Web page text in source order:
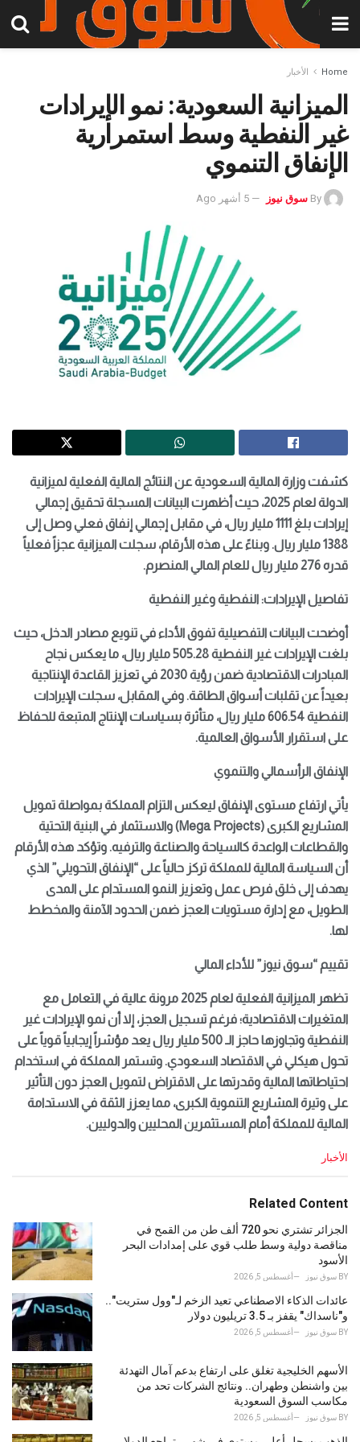
Home الأخبار
الميزانية السعودية: نمو الإيرادات
غير النفطية وسط استمرارية
الإنفاق التنموي
By سوق نيوز 5 أشهر Ago
كشفت وزارة المالية السعودية عن النتائج المالية الفعلية لميزانية
الدولة لعام 2025، حيث أظهرت البيانات المسجلة تحقيق إجمالي
إيرادات بلغ 1111 مليار ريال، في مقابل إجمالي إنفاق فعلي وصل إلى
1388 مليار ريال. وبناءً على هذه الأرقام، سجلت الميزانية عجزاً فعلياً
قدره 276 مليار ريال للعام المالي المنصرم.
تفاصيل الإيرادات: النفطية وغير النفطية
أوضحت البيانات التفصيلية تفوق الأداء في تنويع مصادر الدخل، حيث
بلغت الإيرادات غير النفطية 505.28 مليار ريال، ما يعكس نجاح
المبادرات الاقتصادية ضمن رؤية 2030 في تعزيز القاعدة الإنتاجية
بعيداً عن تقلبات أسواق الطاقة. وفي المقابل، سجلت الإيرادات
النفطية 606.54 مليار ريال، متأثرة بسياسات الإنتاج المتبعة للحفاظ
على استقرار الأسواق العالمية.
الإنفاق الرأسمالي والتنموي
يأتي ارتفاع مستوى الإنفاق ليعكس التزام المملكة بمواصلة تمويل
المشاريع الكبرى (Mega Projects) والاستثمار في البنية التحتية
والقطاعات الواعدة كالسياحة والصناعة والترفيه. وتؤكد هذه الأرقام
أن السياسة المالية للمملكة تركز حالياً على “الإنفاق التحويلي” الذي
يهدف إلى خلق فرص عمل وتعزيز النمو المستدام على المدى
الطويل، مع إدارة مستويات العجز ضمن الحدود الآمنة والمخطط
لها.
تقييم “سوق نيوز” للأداء المالي
تظهر الميزانية الفعلية لعام 2025 مرونة عالية في التعامل مع
المتغيرات الاقتصادية؛ فرغم تسجيل العجز، إلا أن نمو الإيرادات غير
النفطية وتجاوزها حاجز الـ 500 مليار ريال يعد مؤشراً إيجابياً قوياً على
تحول هيكلي في الاقتصاد السعودي. وتستمر المملكة في استخدام
احتياطاتها المالية وقدرتها على الاقتراض لتمويل العجز دون التأثير
على وتيرة المشاريع التنموية الكبرى، مما يعزز الثقة في الاستدامة
المالية للمملكة أمام المستثمرين المحليين والدوليين.
C
e
o
r
i
e
:
الأخبار
Related Content
الجزائر تشتري نحو 720 ألف طن من القمح في
مناقصة دولية وسط طلب قوي على إمدادات البحر
الأسود
BY سوق نيوز أغسطس 5, 2026
عائدات الذكاء الاصطناعي تعيد الزخم لـ"وول ستريت"..
و"ناسداك" يقفز بـ 3.5 تريليون دولار
BY سوق نيوز أغسطس 5, 2026
الأسهم الخليجية تغلق على ارتفاع بدعم آمال التهدئة
بين واشنطن وطهران.. ونتائج الشركات تحد من
مكاسب السوق السعودية
BY سوق نيوز أغسطس 5, 2026